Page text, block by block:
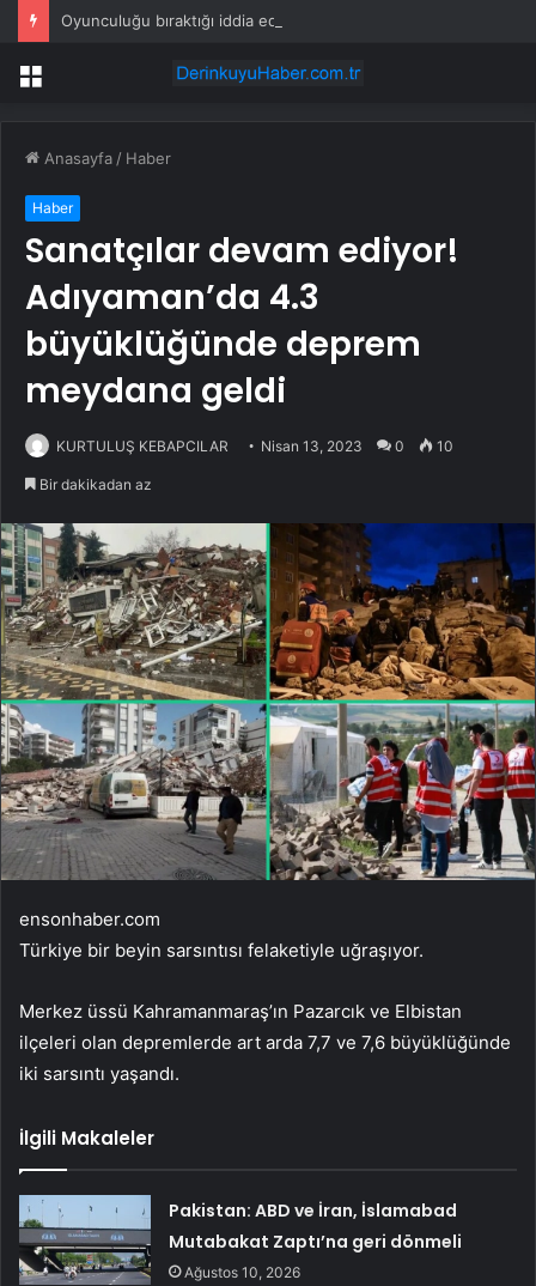
Menü
Anasayfa / Haber
Haber
Sanatçılar devam ediyor!
Adıyaman’da 4.3
büyüklüğünde deprem
meydana geldi
KURTULUŞ KEBAPCILAR Nisan 13, 2023 0 10
Bir dakikadan az
ensonhaber.com
Türkiye bir beyin sarsıntısı felaketiyle uğraşıyor.
Merkez üssü Kahramanmaraş’ın Pazarcık ve Elbistan
ilçeleri olan depremlerde art arda 7,7 ve 7,6 büyüklüğünde
iki sarsıntı yaşandı.
İlgili Makaleler
Pakistan: ABD ve İran, İslamabad
Mutabakat Zaptı’na geri dönmeli
Ağustos 10, 2026